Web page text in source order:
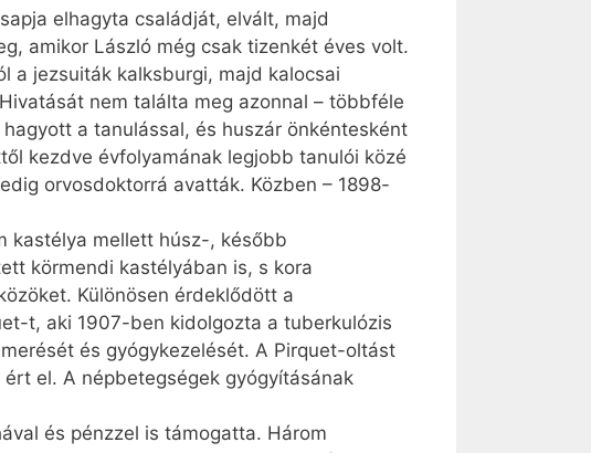
elhagyta családját, elvált, majd
amikor László még csak tizenkét éves volt.
a jezsuiták kalksburgi, majd kalocsai
nem találta meg azonnal – többféle
a tanulással, és huszár önkéntesként
kezdve évfolyamának legjobb tanulói közé
orvosdoktorrá avatták. Közben – 1898-
kastélya mellett húsz-, később
körmendi kastélyában is, s kora
Különösen érdeklődött a
t, aki 1907-ben kidolgozta a tuberkulózis
és gyógy­ke­ze­lé­sét. A Pirquet-oltást
el. A népbetegségek gyógyításának
és pénzzel is támogatta. Három